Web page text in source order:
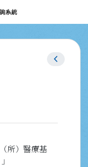
chevron_left
所）醫療基